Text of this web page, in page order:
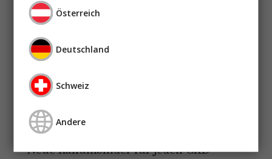
Prof. Dr. Andreas Vychytil
PD DI Klaus Kratochwill
Maschinelles Lernen:
der akuten Nierenschädigung?
Prof. Dr. med. Michael Haase
Jonathan Nübel
Neue Kaliumbinder für jeden CKD
Österreich
Deutschland
Schweiz
Andere